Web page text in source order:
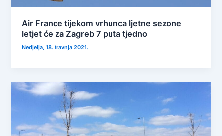
Air France tijekom vrhunca ljetne sezone
letjet će za Zagreb 7 puta tjedno
Nedjelja, 18. travnja 2021.